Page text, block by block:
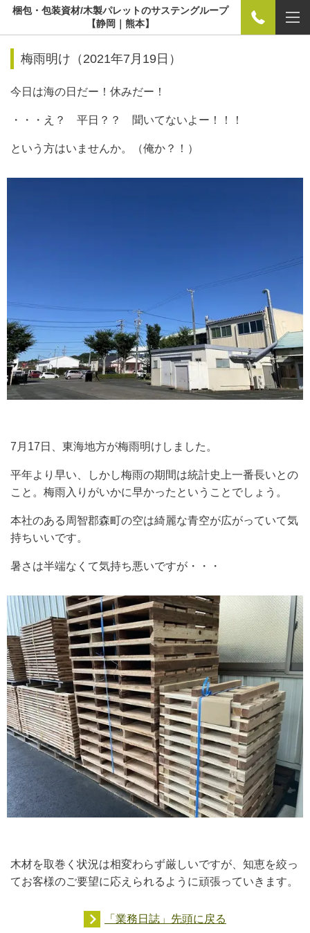
梱包・包装資材/木製パレットのサステングループ
【静岡｜熊本】
梅雨明け（2021年7月19日）
今日は海の日だー！休みだー！
・・・え？ 平日？？ 聞いてないよー！！！
という方はいませんか。（俺か？！）
7月17日、東海地方が梅雨明けしました。
平年より早い、しかし梅雨の期間は統計史上一番長いとの
こと。梅雨入りがいかに早かったということでしょう。
本社のある周智郡森町の空は綺麗な青空が広がっていて気
持ちいいです。
暑さは半端なくて気持ち悪いですが・・・
木材を取巻く状況は相変わらず厳しいですが、知恵を絞っ
てお客様のご要望に応えられるように頑張っていきます。
「業務日誌」先頭に戻る